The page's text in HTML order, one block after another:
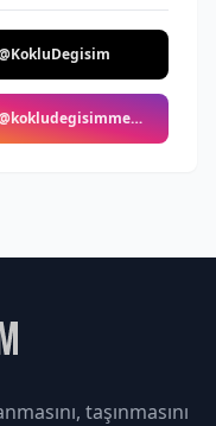
@kokludegisimmedya
taşınmasını